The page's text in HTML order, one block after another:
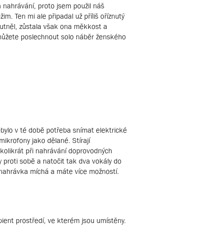
proto jsem použil náš
Ten mi ale připadal už příliš oříznutý
zůstala však ona měkkost a
poslechnout solo náběr ženského
v té době potřeba snímat elektrické
jako dělané. Stírají
při nahrávání doprovodných
proti sobě a natočit tak dva vokály do
míchá a máte více možností.
prostředí, ve kterém jsou umístěny.